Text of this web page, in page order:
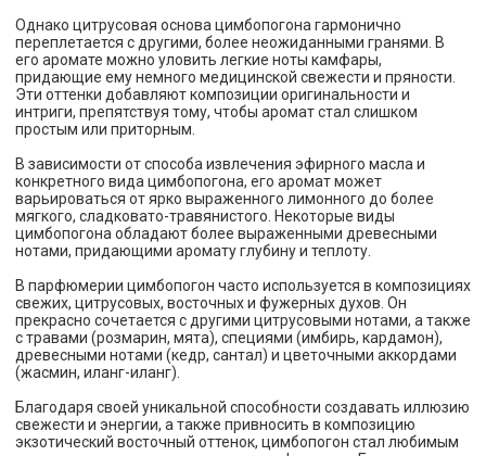
Однако цитрусовая основа цимбопогона гармонично
переплетается с другими, более неожиданными гранями. В
его аромате можно уловить легкие ноты камфары,
придающие ему немного медицинской свежести и пряности.
Эти оттенки добавляют композиции оригинальности и
интриги, препятствуя тому, чтобы аромат стал слишком
простым или приторным.
В зависимости от способа извлечения эфирного масла и
конкретного вида цимбопогона, его аромат может
варьироваться от ярко выраженного лимонного до более
мягкого, сладковато-травянистого. Некоторые виды
цимбопогона обладают более выраженными древесными
нотами, придающими аромату глубину и теплоту.
В парфюмерии цимбопогон часто используется в композициях
свежих, цитрусовых, восточных и фужерных духов. Он
прекрасно сочетается с другими цитрусовыми нотами, а также
с травами (розмарин, мята), специями (имбирь, кардамон),
древесными нотами (кедр, сантал) и цветочными аккордами
(жасмин, иланг-иланг).
Благодаря своей уникальной способности создавать иллюзию
свежести и энергии, а также привносить в композицию
экзотический восточный оттенок, цимбопогон стал любимым